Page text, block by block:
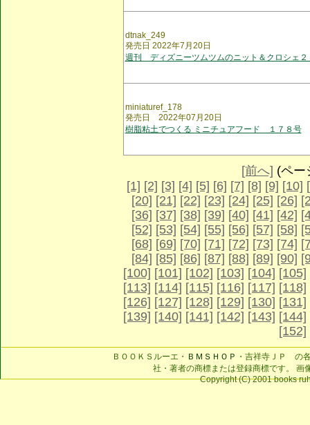
dtnak_249
発売日 2022年7月20日
週刊 ディズニーツムツムのニット＆クロシェ２
miniaturef_178
発売日 2022年07月20日
樹脂粘土でつくる ミニチュアフード １７８号
[前へ] (ペ
[1] [2] [3] [4] [5] [6] [7] [8] [9] [10]
[20] [21] [22] [23] [24] [25] [26]
[36] [37] [38] [39] [40] [41] [42]
[52] [53] [54] [55] [56] [57] [58]
[68] [69] [70] [71] [72] [73] [74]
[84] [85] [86] [87] [88] [89] [90]
[100] [101] [102] [103] [104] [105]
[113] [114] [115] [116] [117] [118]
[126] [127] [128] [129] [130] [131]
[139] [140] [141] [142] [143] [144]
[152]
ＢＯＯＫＳルーエ・ ＢＭＳＨＯＰ ・吉祥寺ＪＰ の
社・著者の商標または登録商標です。 画
Copyright (C) 2001 books